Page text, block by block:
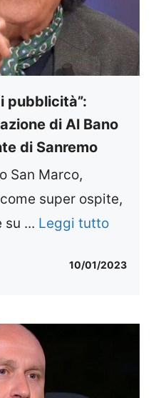
pubblicità”:
di Al Bano
di Sanremo
San Marco,
super ospite,
su ... Leggi tutto
10/01/2023